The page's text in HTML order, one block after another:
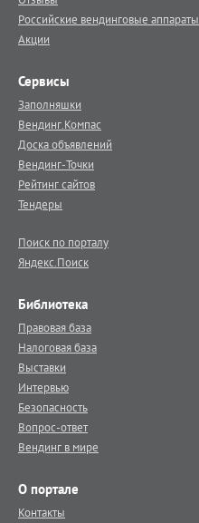
Российские вендинговые аппараты
Акции
Сервисы
Заполняшки
Вендинг.Компас
Доска объявлений
Вендинг-Точки
Рейтинг сайтов
Тендеры
Поиск по порталу
Яндекс.Поиск
Библиотека
Правовая база
Налоговая база
Выставки
Интервью
Безопасность
Вопрос-ответ
Вендинг в мире
О портале
Контакты